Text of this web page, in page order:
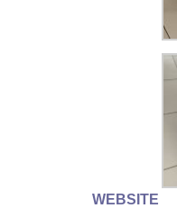
WEBSITE